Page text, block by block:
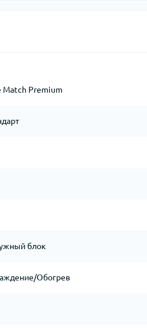
Match Premium
блок
Обогрев